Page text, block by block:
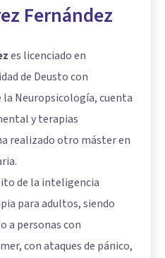
Fernández
es licenciado en
de Deusto con
la Neuropsicología, cuenta
y terapias
realizado otro máster en
de la inteligencia
para adultos, siendo
a personas con
con ataques de pánico,